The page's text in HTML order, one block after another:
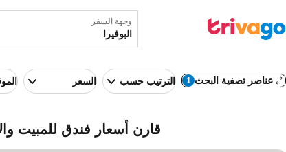
وجهة السفر
عناصر تصفية البحث 1 الترتيب حسب السعر
قارن أسعار فندق للمبيت